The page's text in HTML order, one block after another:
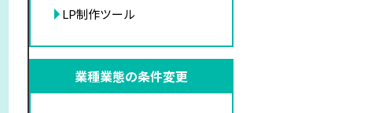
LP制作ツール
業種業態の条件変更